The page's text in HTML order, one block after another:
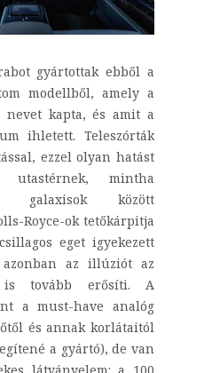
gyártottak ebből a
modellből, amely a
nevet kapta, és amit a
ihletett. Teleszórták
ezzel olyan hatást
utastérnek, mintha
galaxisok között
Royce-ok tetőkárpitja
eget igyekezett
az illúziót az
is tovább erősíti. A
a must-have analóg
és annak korlátaitól
a gyártó), de van